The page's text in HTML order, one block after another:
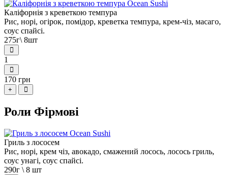
Каліфорнія з креветкою темпура
Рис, норі, огірок, помідор, креветка темпура, крем-чіз, масаго,
соус спайсі.
275г\ 8шт
1
170 грн
+
Роли Фірмові
Гриль з лососем
Рис, норі, крем чіз, авокадо, смажений лосось, лосось гриль,
соус унагі, соус спайсі.
290г \ 8 шт